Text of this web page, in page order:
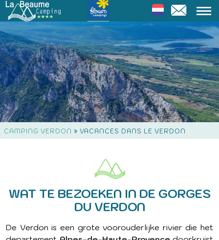
CAMPING VERDON » VACANCES DANS LE VERDON
WAT TE BEZOEKEN IN DE GORGES
DU VERDON
De Verdon is een grote voorouderlijke rivier die het